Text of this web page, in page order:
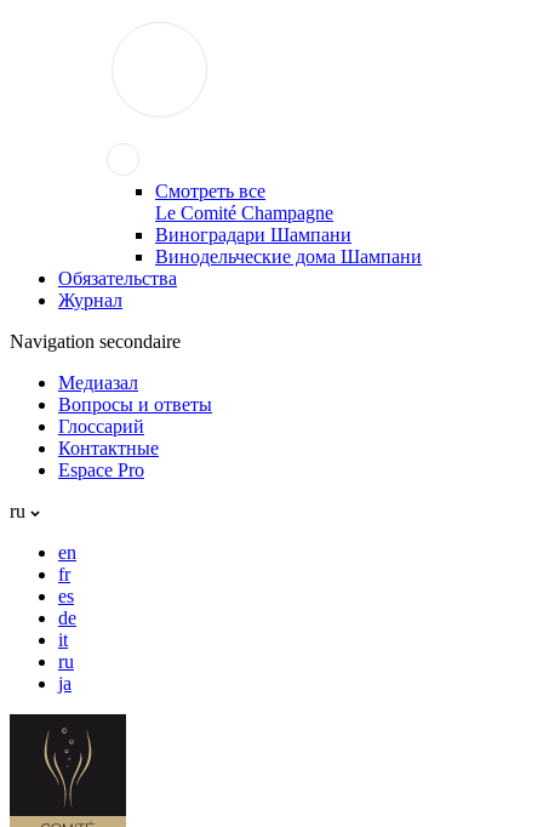
Смотреть все
Le Comité Champagne
Виноградари Шампани
Винодельческие дома Шампани
Обязательства
Журнал
Navigation secondaire
Медиазал
Вопросы и ответы
Глоссарий
Контактные
Espace Pro
ru
en
fr
es
de
it
ru
ja